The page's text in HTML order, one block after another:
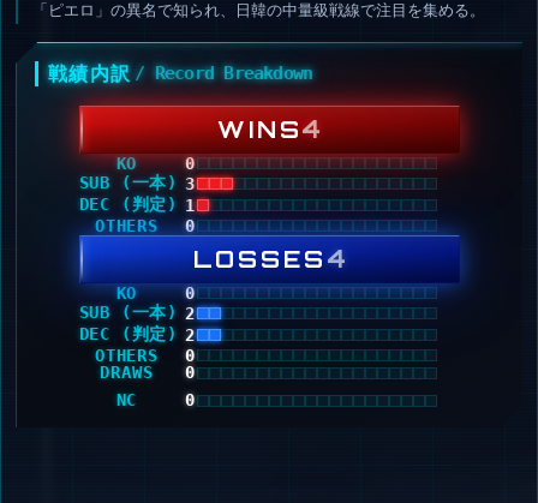
「ピエロ」の異名で知られ、日韓の中量級戦線で注目を集める。
戦績内訳 / Record Breakdown
WINS4
KO
0
SUB (一本) 3
DEC (判定)
1
OTHERS
0
LOSSES4
KO
0
SUB (一本)
2
DEC (判定)
2
OTHERS
0
DRAWS
0
NC
0